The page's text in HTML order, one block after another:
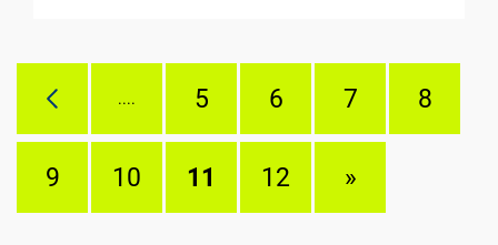
.... 5 6 7 8
9 10 11 12 »